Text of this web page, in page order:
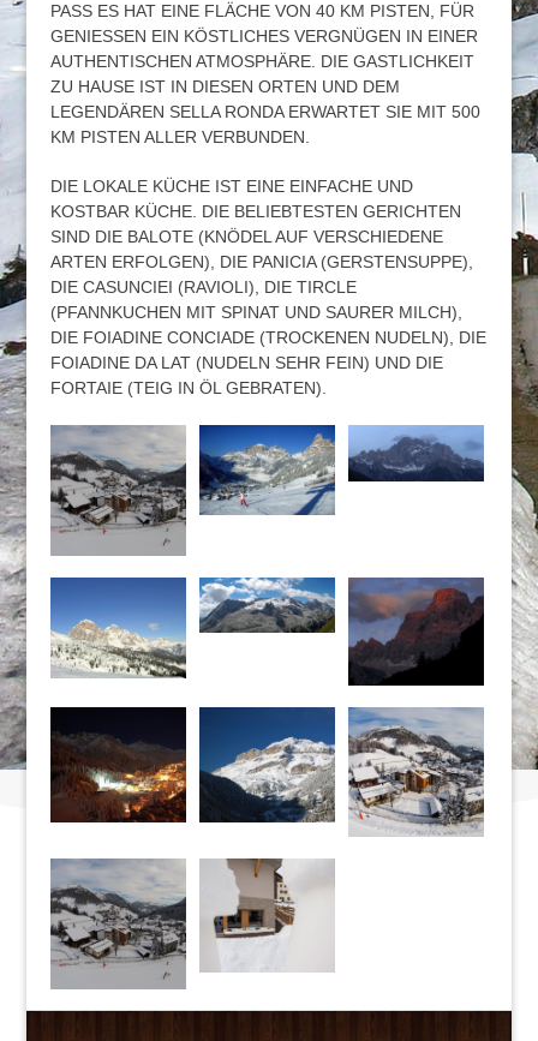
PASS ES HAT EINE FLÄCHE VON 40 KM PISTEN, FÜR
GENIESSEN EIN KÖSTLICHES VERGNÜGEN IN EINER
AUTHENTISCHEN ATMOSPHÄRE. DIE GASTLICHKEIT
ZU HAUSE IST IN DIESEN ORTEN UND DEM
LEGENDÄREN SELLA RONDA ERWARTET SIE MIT 500
KM PISTEN ALLER VERBUNDEN.
DIE LOKALE KÜCHE IST EINE EINFACHE UND
KOSTBAR KÜCHE. DIE BELIEBTESTEN GERICHTEN
SIND DIE BALOTE (KNÖDEL AUF VERSCHIEDENE
ARTEN ERFOLGEN), DIE PANICIA (GERSTENSUPPE),
DIE CASUNCIEI (RAVIOLI), DIE TIRCLE
(PFANNKUCHEN MIT SPINAT UND SAURER MILCH),
DIE FOIADINE CONCIADE (TROCKENEN NUDELN), DIE
FOIADINE DA LAT (NUDELN SEHR FEIN) UND DIE
FORTAIE (TEIG IN ÖL GEBRATEN).